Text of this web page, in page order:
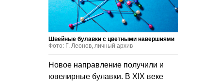
Швейные булавки с цветными навершиями
Фото: Г. Леонов, личный архив
Новое направление получили и
ювелирные булавки. В XIX веке